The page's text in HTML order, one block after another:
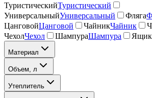
ТуристическийТуристический
УниверсальныйУниверсальный Фляга
ЦанговойЦанговой ЧайникЧайник
ЧехолЧехол ШампураШампура
Материал
Объем, л
Утеплитель